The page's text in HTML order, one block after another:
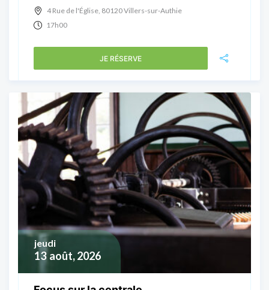
4 Rue de l'Église, 80120 Villers-sur-Authie
17h00
JE RÉSERVE
13 août, 2026
jeudi